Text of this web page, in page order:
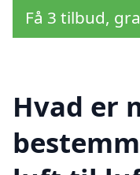
Få 3 tilbud,
Hvad er